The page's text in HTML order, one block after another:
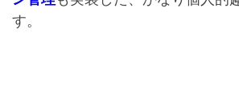
す。